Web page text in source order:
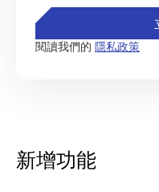
閱讀我們的 隱私政策
新增功能